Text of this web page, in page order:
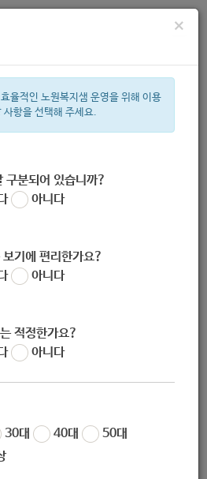
보는 복지 정보
×
율적인 노원복지샘 운영을 위해 이용
항을 선택해 주세요.
구분되어 있습니까?
아니다
기에 편리한가요?
아니다
적정한가요?
아니다
30대 40대
50대
단』참여자 모집공고
제 2020-015호
리 사업